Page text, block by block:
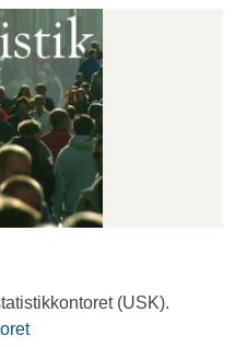
(USK).